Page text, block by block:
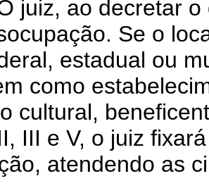
ao decretar o
Se o
estadual ou
como
cultural,
III e V, o juiz
atendendo as